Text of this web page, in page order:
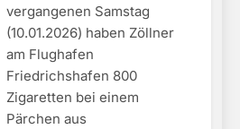
vergangenen Samstag
(10.01.2026) haben Zöllner
am Flughafen
Friedrichshafen 800
Zigaretten bei einem
Pärchen aus